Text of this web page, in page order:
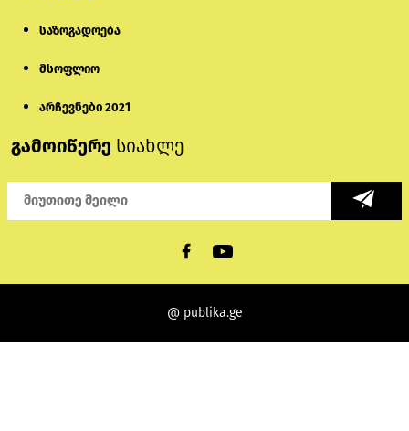
საზოგადოება
მსოფლიო
არჩევნები 2021
გამოიწერე სიახლე
@ publika.ge